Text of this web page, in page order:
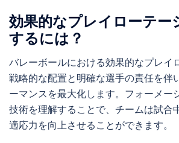
効果的なプレイローテー
するには？
バレーボールにおける効果的なプレイ
戦略的な配置と明確な選手の責任を伴
ーマンスを最大化します。フォーメー
技術を理解することで、チームは試合
適応力を向上させることができます。